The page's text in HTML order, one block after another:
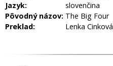
Jazyk:
slovenčina
Pôvodný názov: The Big Four
Preklad:
Lenka Cinková